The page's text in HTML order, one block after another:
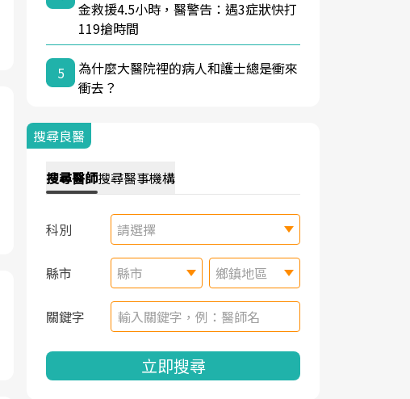
金救援4.5小時，醫警告：遇3症狀快打
119搶時間
5
為什麼大醫院裡的病人和護士總是衝來
衝去？
搜尋良醫
搜尋醫師搜尋醫事機構
科別 請選擇
縣市 縣市 鄉鎮地區
關鍵字
立即搜尋